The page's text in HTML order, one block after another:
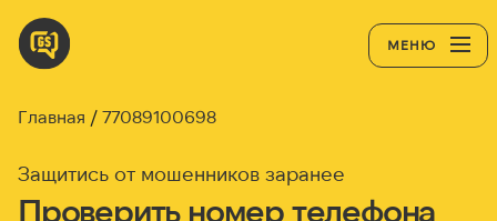
МЕНЮ
Главная 77089100698
Защитись от мошенников заранее
Проверить номер телефона